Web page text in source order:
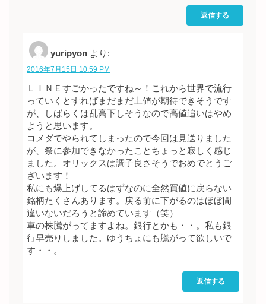
返信する
yuripyon より:
2016年7月15日 10:59 PM
ＬＩＮＥすごかったですね～！これから世界で流行
っていくとすればまだまだ上値が期待できそうです
が、しばらくは乱高下しそうなので高値追いはやめ
ようと思います。
コメダでやられてしまったので今回は見送りました
が、祭に参加できなかったことちょっと寂しく感じ
ました。オリックスは調子良さそうでおめでとうご
ざいます！
私にも爆上げしてるはずなのに全然買値に戻らない
銘柄たくさんあります。戻る前に下がるのはほぼ間
違いないだろうと諦めています（笑）
車の株騰がってますよね。銀行とかも・・。私も銀
行早売りしました。ゆうちょにも騰がって欲しいで
す・・。
返信する